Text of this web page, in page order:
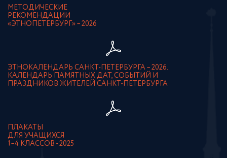
МЕТОДИЧЕСКИЕ
РЕКОМЕНДАЦИИ
«ЭТНОПЕТЕРБУРГ» – 2026
ЭТНОКАЛЕНДАРЬ САНКТ-ПЕТЕРБУРГА – 2026.
КАЛЕНДАРЬ ПАМЯТНЫХ ДАТ, СОБЫТИЙ И
ПРАЗДНИКОВ ЖИТЕЛЕЙ САНКТ-ПЕТЕРБУРГА
ПЛАКАТЫ
ДЛЯ УЧАЩИХСЯ
1–4 КЛАССОВ - 2025